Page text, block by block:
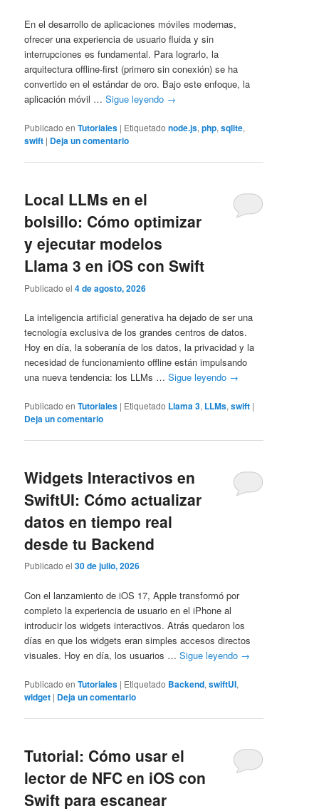
En el desarrollo de aplicaciones móviles modernas,
ofrecer una experiencia de usuario fluida y sin
interrupciones es fundamental. Para lograrlo, la
arquitectura offline-first (primero sin conexión) se ha
convertido en el estándar de oro. Bajo este enfoque, la
aplicación móvil …Sigue leyendo →
Publicado en Tutoriales | Etiquetado node.js,php,sqlite,
swift | Deja un comentario
Local LLMs en el
bolsillo: Cómo optimizar
y ejecutar modelos
Llama 3 en iOS con Swift
Publicado el4 de agosto, 2026
La inteligencia artificial generativa ha dejado de ser una
tecnología exclusiva de los grandes centros de datos.
Hoy en día, la soberanía de los datos, la privacidad y la
necesidad de funcionamiento offline están impulsando
una nueva tendencia: los LLMs …Sigue leyendo →
Publicado en Tutoriales | Etiquetado Llama 3, LLMs,swift |
Deja un comentario
Widgets Interactivos en
SwiftUI: Cómo actualizar
datos en tiempo real
desde tu Backend
Publicado el30 de julio, 2026
Con el lanzamiento de iOS 17, Apple transformó por
completo la experiencia de usuario en el iPhone al
introducir los widgets interactivos. Atrás quedaron los
días en que los widgets eran simples accesos directos
visuales. Hoy en día, los usuarios …Sigue leyendo →
Publicado en Tutoriales | Etiquetado Backend,swiftUI,
widget | Deja un comentario
Tutorial: Cómo usar el
lector de NFC en iOS con
Swift para escanear